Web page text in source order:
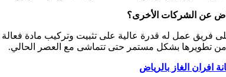
عن الشركات الأخرى؟
فريق عمل له قدرة عالية على تثبيت وتركيب مادة
من تطويرها بشكل مستمر حتى تتماشى مع العصر الحالي.
افران الغاز بالرياض